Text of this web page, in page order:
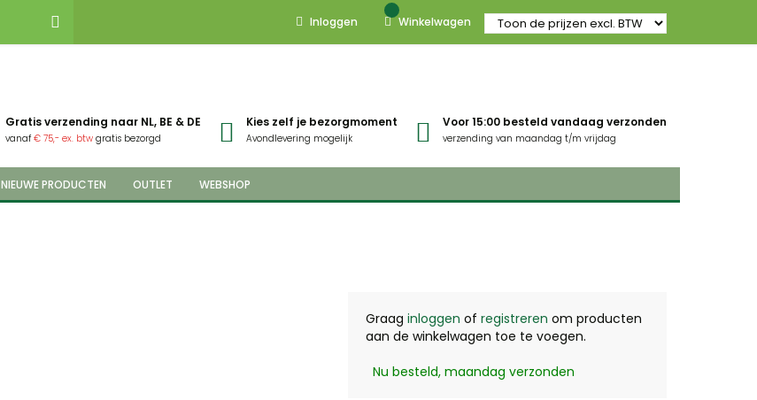
Inloggen Winkelwagen
Gratis verzending naar NL, BE & DE
vanaf€ 75,- ex. btw gratis bezorgd
Kies zelf je bezorgmoment
Avondlevering mogelijk
Voor 15:00 besteld vandaag verzonden
verzending van maandag t/m vrijdag
NIEUWE PRODUCTEN OUTLET WEBSHOP
Graag inloggen of registreren om producten
aan de winkelwagen toe te voegen.
Nu besteld, maandag verzonden